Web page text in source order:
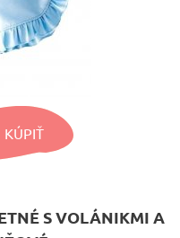
KÚPIŤ
S VOLÁNIKMI A